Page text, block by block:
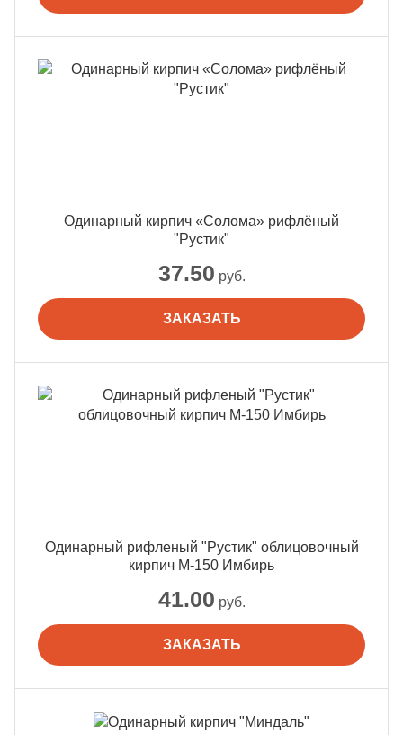
37.50 руб.
ЗАКАЗАТЬ
Одинарный кирпич «Солома» рифлёный
"Рустик"
41.00 руб.
ЗАКАЗАТЬ
Одинарный рифленый "Рустик" облицовочный
кирпич М-150 Имбирь